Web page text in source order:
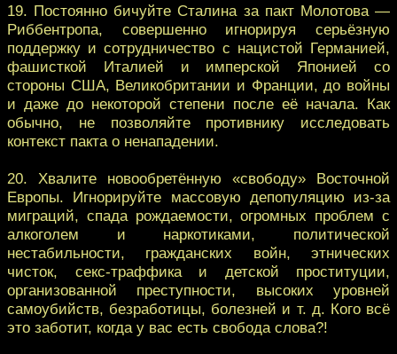
19. Постоянно бичуйте Сталина за пакт Молотова —
Риббентропа, совершенно игнорируя серьёзную
поддержку и сотрудничество с нацистой Германией,
фашисткой Италией и имперской Японией со
стороны США, Великобритании и Франции, до войны
и даже до некоторой степени после её начала. Как
обычно, не позволяйте противнику исследовать
контекст пакта о ненападении.
20. Хвалите новообретённую «свободу» Восточной
Европы. Игнорируйте массовую депопуляцию из-за
миграций, спада рождаемости, огромных проблем с
алкоголем и наркотиками, политической
нестабильности, гражданских войн, этнических
чисток, секс-траффика и детской проституции,
организованной преступности, высоких уровней
самоубийств, безработицы, болезней и т. д. Кого всё
это заботит, когда у вас есть свобода слова?!